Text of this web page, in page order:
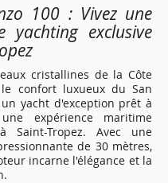
100 : Vivez une
yachting exclusive
cristallines de la Côte
confort luxueux du San
un yacht d'exception prêt à
expérience maritime
Saint-Tropez. Avec une
de 30 mètres,
incarne l'élégance et la